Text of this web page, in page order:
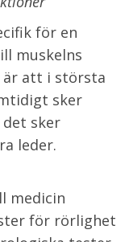
för en
muskelns
är att i största
sker
sker
leder.
medicin
för rörlighet